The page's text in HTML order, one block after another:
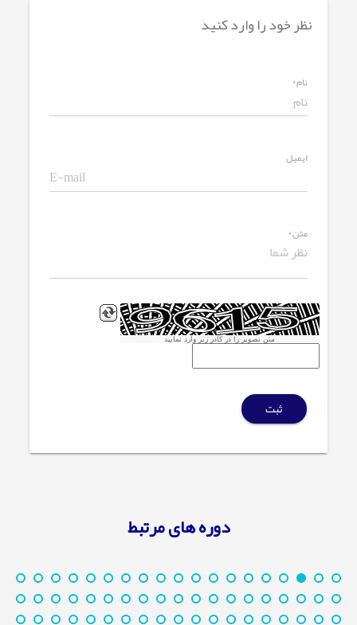
نظر خود را وارد کنید
نام*
ایمیل
متن*
متن تصویر را در کادر زیر وارد نمایید
ثبت
دوره های مرتبط